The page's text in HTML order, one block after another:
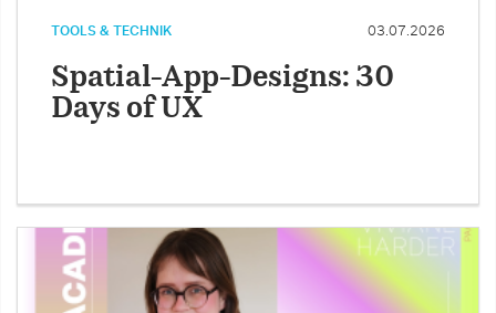
TOOLS & TECHNIK 03.07.2026
Spatial-App-Designs: 30
Days of UX